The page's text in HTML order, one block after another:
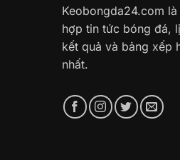
Keobongda24.com
hợp tin tức bóng đá,
kết quả và bảng xếp
nhất.